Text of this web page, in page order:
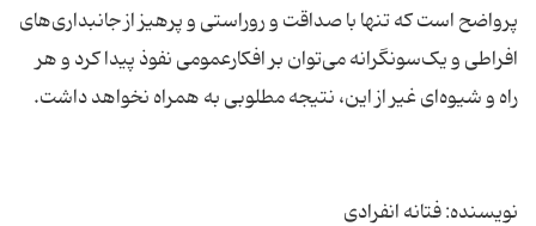
پرواضح است که تنها با صداقت و روراستی و پرهیز از جانبداری‌های
افراطی و یک‌سونگرانه می‌توان بر افکارعمومی نفوذ پیدا کرد و هر